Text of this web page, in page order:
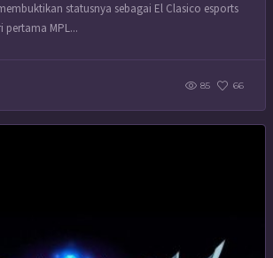
statusnya sebagai El Clasico esports
pertama MPL...
85 66